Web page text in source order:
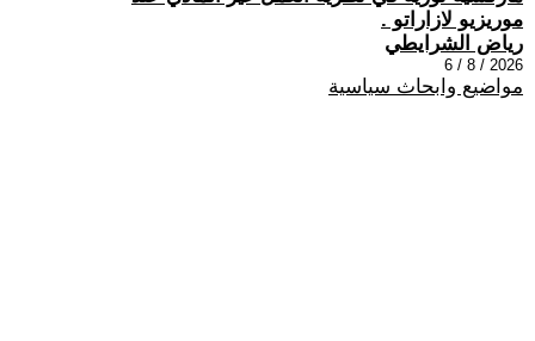
موريزيو لازاراتو .
رياض الشرايطي
2026 / 8 / 6
مواضيع وابحاث سياسية